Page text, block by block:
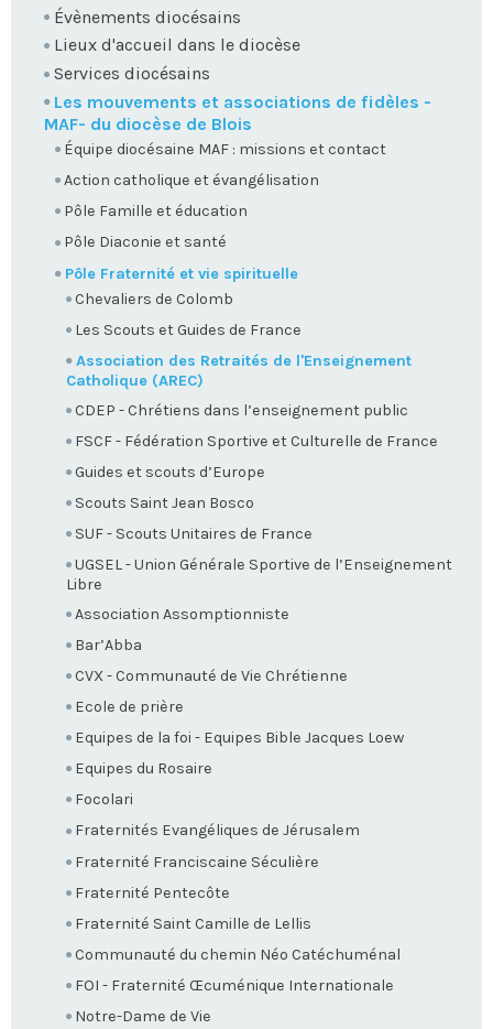
Évènements diocésains
Lieux d'accueil dans le diocèse
Services diocésains
Les mouvements et associations de fidèles -
MAF- du diocèse de Blois
Équipe diocésaine MAF : missions et contact
Action catholique et évangélisation
Pôle Famille et éducation
Pôle Diaconie et santé
Pôle Fraternité et vie spirituelle
Chevaliers de Colomb
Les Scouts et Guides de France
Association des Retraités de l'Enseignement
Catholique (AREC)
CDEP - Chrétiens dans l’enseignement public
FSCF - Fédération Sportive et Culturelle de France
Guides et scouts d’Europe
Scouts Saint Jean Bosco
SUF - Scouts Unitaires de France
UGSEL - Union Générale Sportive de l’Enseignement
Libre
Association Assomptionniste
Bar’Abba
CVX - Communauté de Vie Chrétienne
Ecole de prière
Equipes de la foi - Equipes Bible Jacques Loew
Equipes du Rosaire
Focolari
Fraternités Evangéliques de Jérusalem
Fraternité Franciscaine Séculière
Fraternité Pentecôte
Fraternité Saint Camille de Lellis
Communauté du chemin Néo Catéchuménal
FOI - Fraternité Œcuménique Internationale
Notre-Dame de Vie